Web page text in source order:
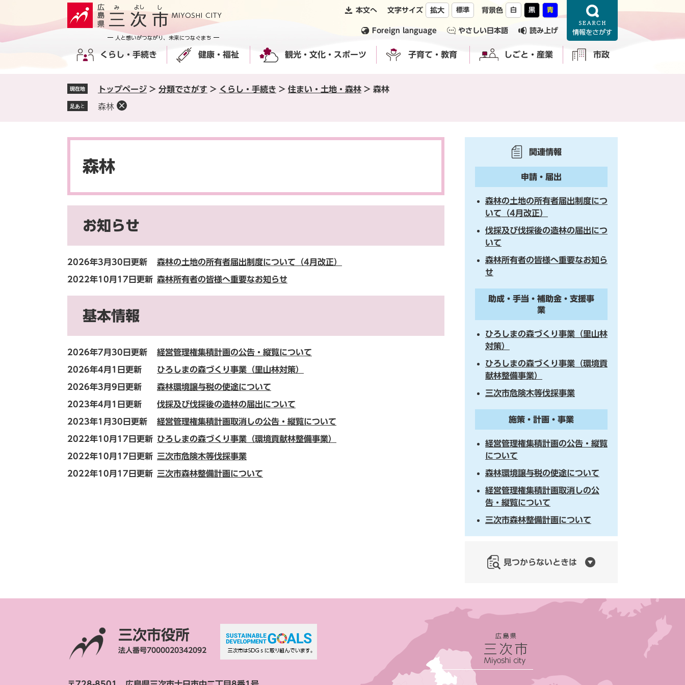
の
ー
本文へ 文字サイズ 拡大 標準 背景色 白 黒 青
Foreign language やさしい日本語 読み上げ
くらし・手続き 健康・福祉 観光・文化・スポーツ 子育て・教育 しごと・産業 市政
現在地 トップページ > 分類でさがす > くらし・手続き > 住まい・土地・森林 > 森林
足あと 森林
森林
お知らせ
2026年3月30日更新 森林の土地の所有者届出制度について（4月改正）
2022年10月17日更新 森林所有者の皆様へ重要なお知らせ
基本情報
2026年7月30日更新 経営管理権集積計画の公告・縦覧について
2026年4月1日更新 ひろしまの森づくり事業（里山林対策）
2026年3月9日更新 森林環境譲与税の使途について
2023年4月1日更新 伐採及び伐採後の造林の届出について
2023年1月30日更新 経営管理権集積計画取消しの公告・縦覧について
2022年10月17日更新 ひろしまの森づくり事業（環境貢献林整備事業）
2022年10月17日更新 三次市危険木等伐採事業
2022年10月17日更新 三次市森林整備計画について
関連情報
申請・届出
森林の土地の所有者届出制度につ
いて（4月改正）
伐採及び伐採後の造林の届出につ
いて
森林所有者の皆様へ重要なお知ら
せ
助成・手当・補助金・支援事
業
ひろしまの森づくり事業（里山林
対策）
ひろしまの森づくり事業（環境貢
献林整備事業）
三次市危険木等伐採事業
施策・計画・事業
経営管理権集積計画の公告・縦覧
について
森林環境譲与税の使途について
経営管理権集積計画取消しの公
告・縦覧について
三次市森林整備計画について
見つからないときは
三次市役所
法人番号7000020342092